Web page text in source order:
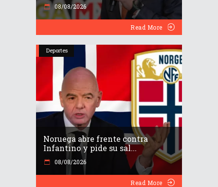
08/08/2026
Read More
Deportes
Noruega abre frente contra
Infantino y pide su sal...
08/08/2026
Read More